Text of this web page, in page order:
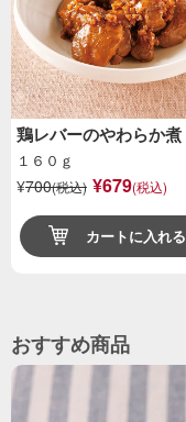
鶏レバーのやわらか煮
１６０ｇ
¥700(税込) ¥679(税込)
カートに入れる
おすすめ商品